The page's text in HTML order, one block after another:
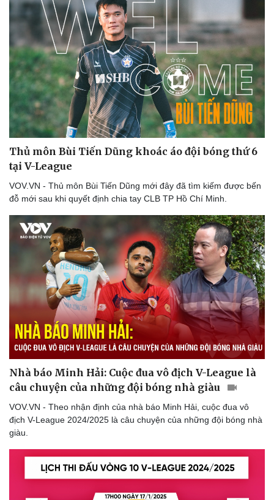
Thể thao
Bóng đá
Lịch thi đấu bóng đá
eSports
Hậu trường
Ô tô
Xe máy
Thủ môn Bùi Tiến Dũng khoác áo đội bóng thứ 6
tại V-League
VOV.VN - Thủ môn Bùi Tiến Dũng mới đây đã tìm kiếm được bến
đỗ mới sau khi quyết định chia tay CLB TP Hồ Chí Minh.
Nhà báo Minh Hải: Cuộc đua vô địch V-League là
câu chuyện của những đội bóng nhà giàu
VOV.VN - Theo nhận định của nhà báo Minh Hải, cuộc đua vô
địch V-League 2024/2025 là câu chuyện của những đội bóng nhà
giàu.